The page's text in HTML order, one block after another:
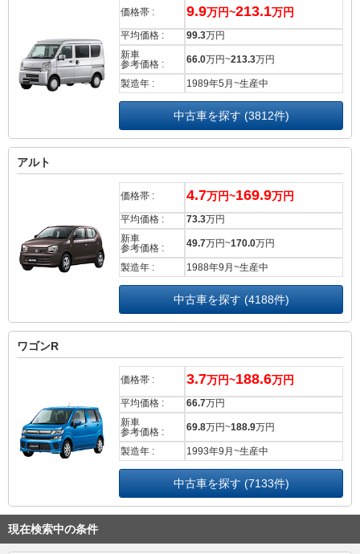
価格帯 : 9.9万円~213.1万円
平均価格 : 99.3万円
新車
参考価格 :
66.0万円~213.3万円
製造年 : 1989年5月~生産中
中古車を探す (3812件)
アルト
価格帯 : 4.7万円~169.9万円
平均価格 : 73.3万円
新車
参考価格 :
49.7万円~170.0万円
製造年 : 1988年9月~生産中
中古車を探す (4188件)
ワゴンR
価格帯 : 3.7万円~188.6万円
平均価格 : 66.7万円
新車
参考価格 :
69.8万円~188.9万円
製造年 : 1993年9月~生産中
中古車を探す (7133件)
現在検索中の条件